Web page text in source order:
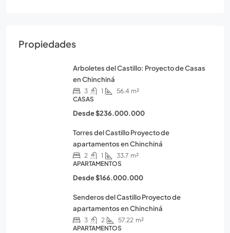
Propiedades
Arboletes del Castillo: Proyecto de Casas
en Chinchiná
3 1 56.4 m²
CASAS
Desde$236.000.000
Torres del Castillo Proyecto de
apartamentos en Chinchiná
2 1 33.7 m²
APARTAMENTOS
Desde$166.000.000
Senderos del Castillo Proyecto de
apartamentos en Chinchiná
3 2 57.22 m²
APARTAMENTOS